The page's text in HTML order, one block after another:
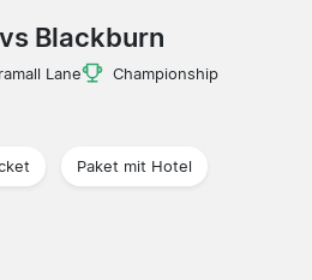
Ligen
Reisebüros
Blackburn
Lane
Championship
Paket mit Hotel